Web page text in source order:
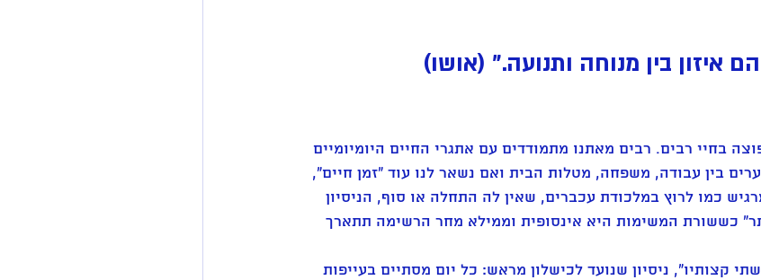
איזון בין מנוחה ותנועה." (אושו)
בחיי רבים. רבים מאתנו מתמודדים עם אתגרי החיים היומיומיים
בין עבודה, משפחה, מטלות הבית ואם נשאר לנו עוד "זמן חיים",
כמו לרוץ במלכודת עכברים, שאין לה התחלה או סוף, הניסיון
כששורת המשימות היא אינסופית וממילא מחר הרשימה תתארך
קצותיו", ניסיון שנועד לכישלון מראש: כל יום מסתיים בעייפות